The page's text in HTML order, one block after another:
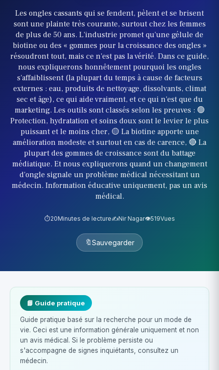
Les ongles cassants qui se fendent, pèlent et se brisent
sont une plainte très courante, surtout chez les femmes
de plus de 50 ans. L'industrie promet qu'une gélule de
biotine ou des « gommes pour la croissance des ongles »
résoudront tout, mais ce n'est pas la vérité. Dans ce guide,
nous expliquerons honnêtement pourquoi les ongles
s'affaiblissent (la plupart du temps à cause de facteurs
externes : eau, produits de nettoyage, dissolvants, climat
sec et âge), ce qui aide vraiment, et ce qui n'est que du
marketing. Les outils sont classés selon les preuves : 🟢
Protection, hydratation et soins doux sont le levier le plus
puissant et le moins cher, 🟡 La biotine apporte une
amélioration modeste et surtout en cas de carence, 🔴 La
plupart des gommes de croissance sont du battage
médiatique. Et nous expliquerons quand un changement
d'ongle signale un problème médical nécessitant un
médecin. Information éducative uniquement, pas un avis
médical.
⏱️20Minutes de lecture✍️Nir Nagar👁️519Vues
🔖Sauvegarder
📘 Guide pratique
Guide pratique basé sur la recherche pour un mode de
vie. Ceci est une information générale uniquement et non
un avis médical. Si le problème persiste ou
s'accompagne de signes inquiétants, consultez un
médecin.